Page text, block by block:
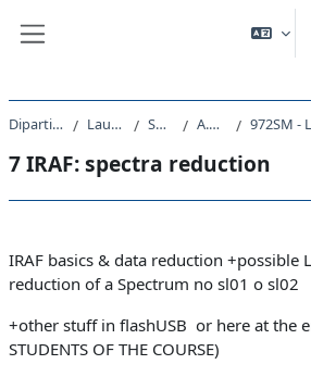
Dipartimento di Fisica Laurea Magistrale SM23 - FISICA A.A. 2020 - 2021
7 IRAF: spectra reduction
Schema della sezione
IRAF basics & data reduction +possible
reduction of a Spectrum no sl01 o sl02
+other stuff in flashUSB or here at the
STUDENTS OF THE COURSE)